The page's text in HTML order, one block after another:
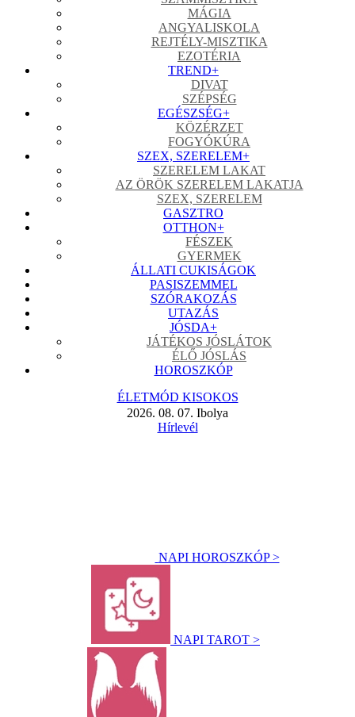
MÁGIA
ANGYALISKOLA
REJTÉLY-MISZTIKA
EZOTÉRIA
TREND+
DIVAT
SZÉPSÉG
EGÉSZSÉG+
KÖZÉRZET
FOGYÓKÚRA
SZEX, SZERELEM+
SZERELEM LAKAT
AZ ÖRÖK SZERELEM LAKATJA
SZEX, SZERELEM
GASZTRO
OTTHON+
FÉSZEK
GYERMEK
ÁLLATI CUKISÁGOK
PASISZEMMEL
SZÓRAKOZÁS
UTAZÁS
JÓSDA+
JÁTÉKOS JÓSLÁTOK
ÉLŐ JÓSLÁS
HOROSZKÓP
ÉLETMÓD KISOKOS
2026. 08. 07. Ibolya
Hírlevél
NAPI HOROSZKÓP >
NAPI TAROT >